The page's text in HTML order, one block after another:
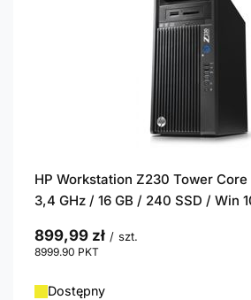
HP Workstation Z230 Tower
3,4 GHz / 16 GB / 240 SSD / Win
899,99 zł / szt.
8999.90 PKT
Dostępny